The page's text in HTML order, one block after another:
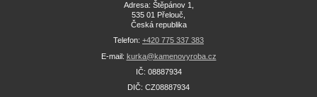
Adresa: Štěpánov 1,
535 01 Přelouč,
Česká republika
Telefon: +420 775 337 383
E-mail: kurka@kamenovyroba.cz
IČ: 08887934
DIČ: CZ08887934